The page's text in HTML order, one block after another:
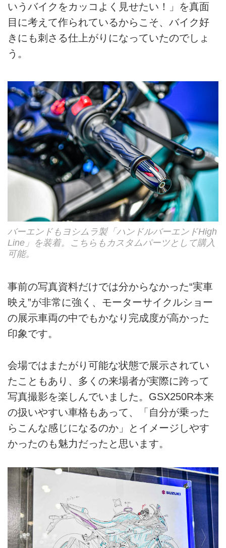
いうバイクをカッコよく見せたい！」を真面
目に考えて作られているからこそ、バイク好
きにも刺さる仕上がりになっていたのでしょ
う。
バーエンドもヨシムラ製「ハンドルバーエンドHigh
Line」を装着。こちらもカスタムパーツとして購入
可能。
事前の写真資料だけでは分からなかった“実車
映え”が非常に強く、モーターサイクルショー
の展示車両の中でもかなり完成度が高かった
印象です。
会場ではまたがり可能な状態で展示されてい
たこともあり、多くの来場者が実際に跨って
写真撮影を楽しんでいました。GSX250R本来
の扱いやすい車格もあって、「自分が乗った
らこんな感じになるのか」とイメージしやす
かったのも魅力だったと思います。